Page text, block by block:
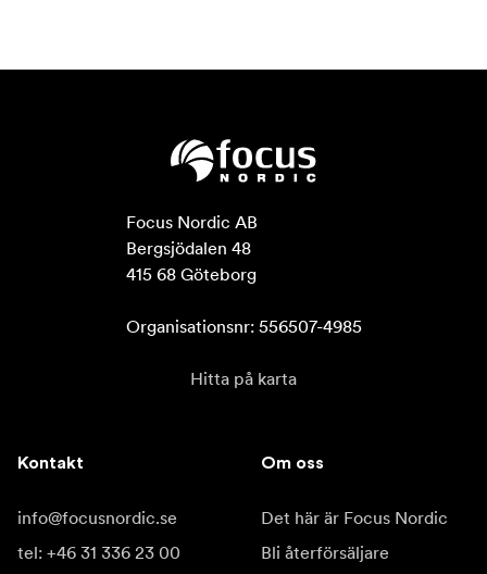
Focus Nordic AB
Bergsjödalen 48
415 68 Göteborg
Organisationsnr: 556507-4985
Hitta på karta
Kontakt
info@focusnordic.se
tel: +46 31 336 23 00
Om oss
Det här är Focus Nordic
Bli återförsäljare